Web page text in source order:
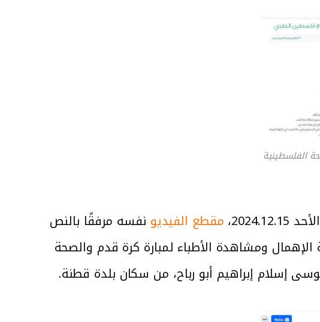
الفلسطينية
مقطع الفيديو نفسه مرفقًا بالنص
نتيجة الإهمال ومشاهدة الأطباء لمبارة كرة قدم والصحة
إسلام إبراهيم أبو رباح، من سكان بلدة قطنة.